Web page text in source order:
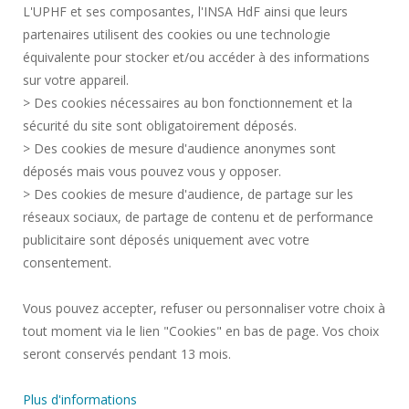
DONNÉES PERSONNELLES
MARCHÉS PUBLICS
MENTIONS LÉGALES
CRÉDITS
ESPACE PRESSE
SERVICES PUBLICS +
CONTACTS
Rejoignez-nous!
L'UPHF et ses composantes, l'INSA HdF ainsi que leurs
partenaires utilisent des cookies ou une technologie
équivalente pour stocker et/ou accéder à des informations
sur votre appareil.
> Des cookies nécessaires au bon fonctionnement et la
sécurité du site sont obligatoirement déposés.
> Des cookies de mesure d'audience anonymes sont
déposés mais vous pouvez vous y opposer.
> Des cookies de mesure d'audience, de partage sur les
réseaux sociaux, de partage de contenu et de performance
publicitaire sont déposés uniquement avec votre
consentement.
Vous pouvez accepter, refuser ou personnaliser votre choix à
tout moment via le lien "Cookies" en bas de page. Vos choix
seront conservés pendant 13 mois.
Plus d'informations